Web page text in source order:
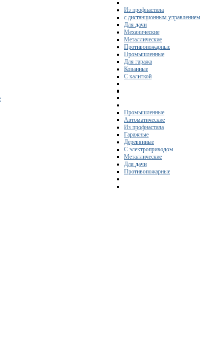
Из профнастила
с дистанционным управлением
Для дачи
Механические
Металлические
Противопожарные
Промышленные
Для гаража
Кованные
С калиткой
Промышленные
Автоматические
Из профнастила
Гаражные
Деревянные
С электроприводом
Металлические
Для дачи
Противопожарные